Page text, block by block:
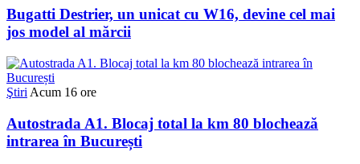
Bugatti Destrier, un unicat cu W16, devine cel mai
jos model al mărcii
Ştiri Acum 16 ore
Autostrada A1. Blocaj total la km 80 blochează
intrarea în București